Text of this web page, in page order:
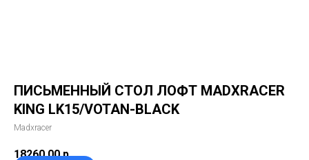
ПИСЬМЕННЫЙ СТОЛ ЛОФТ MADXRACER
KING LK15/VOTAN-BLACK
Madxracer
18260,00 р.